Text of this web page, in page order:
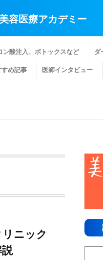
容医療アカデミー
ン酸注入、ボトックスなど ダ
すめ記事 医師インタビュー
ニック